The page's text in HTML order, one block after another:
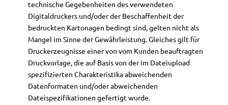
technische Gegebenheiten des verwendeten
Digitaldruckers und/oder der Beschaffenheit der
bedruckten Kartonagen bedingt sind, gelten nicht als
Mangel im Sinne der Gewährleistung. Gleiches gilt für
Druckerzeugnisse einer von vom Kunden beauftragten
Druckvorlage, die auf Basis von der im Dateiupload
spezifizierten Charakteristika abweichenden
Datenformaten und/oder abweichenden
Dateispezifikationen gefertigt wurde.